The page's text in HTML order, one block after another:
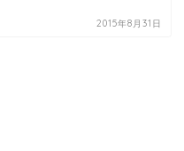
2015年8月31日